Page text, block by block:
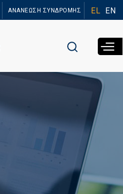
ΑΝΑΝΕΩΣΗ ΣΥΝΔΡΟΜΗΣ EL EN